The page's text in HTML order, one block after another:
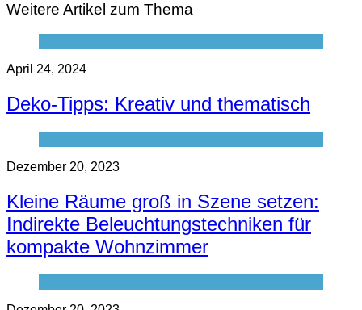
Weitere Artikel zum Thema
April 24, 2024
Deko-Tipps: Kreativ und thematisch
Dezember 20, 2023
Kleine Räume groß in Szene setzen:
Indirekte Beleuchtungstechniken für
kompakte Wohnzimmer